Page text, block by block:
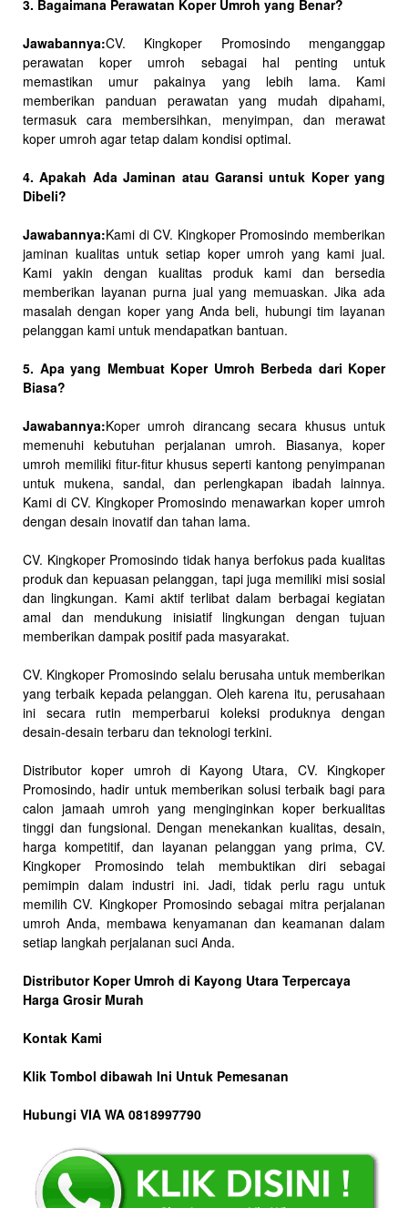
3. Bagaimana Perawatan Koper Umroh yang Benar?
Jawabannya:CV. Kingkoper Promosindo menganggap
perawatan koper umroh sebagai hal penting untuk
memastikan umur pakainya yang lebih lama. Kami
memberikan panduan perawatan yang mudah dipahami,
termasuk cara membersihkan, menyimpan, dan merawat
koper umroh agar tetap dalam kondisi optimal.
4. Apakah Ada Jaminan atau Garansi untuk Koper yang
Dibeli?
Jawabannya:Kami di CV. Kingkoper Promosindo memberikan
jaminan kualitas untuk setiap koper umroh yang kami jual.
Kami yakin dengan kualitas produk kami dan bersedia
memberikan layanan purna jual yang memuaskan. Jika ada
masalah dengan koper yang Anda beli, hubungi tim layanan
pelanggan kami untuk mendapatkan bantuan.
5. Apa yang Membuat Koper Umroh Berbeda dari Koper
Biasa?
Jawabannya:Koper umroh dirancang secara khusus untuk
memenuhi kebutuhan perjalanan umroh. Biasanya, koper
umroh memiliki fitur-fitur khusus seperti kantong penyimpanan
untuk mukena, sandal, dan perlengkapan ibadah lainnya.
Kami di CV. Kingkoper Promosindo menawarkan koper umroh
dengan desain inovatif dan tahan lama.
CV. Kingkoper Promosindo tidak hanya berfokus pada kualitas
produk dan kepuasan pelanggan, tapi juga memiliki misi sosial
dan lingkungan. Kami aktif terlibat dalam berbagai kegiatan
amal dan mendukung inisiatif lingkungan dengan tujuan
memberikan dampak positif pada masyarakat.
CV. Kingkoper Promosindo selalu berusaha untuk memberikan
yang terbaik kepada pelanggan. Oleh karena itu, perusahaan
ini secara rutin memperbarui koleksi produknya dengan
desain-desain terbaru dan teknologi terkini.
Distributor koper umroh di Kayong Utara, CV. Kingkoper
Promosindo, hadir untuk memberikan solusi terbaik bagi para
calon jamaah umroh yang menginginkan koper berkualitas
tinggi dan fungsional. Dengan menekankan kualitas, desain,
harga kompetitif, dan layanan pelanggan yang prima, CV.
Kingkoper Promosindo telah membuktikan diri sebagai
pemimpin dalam industri ini. Jadi, tidak perlu ragu untuk
memilih CV. Kingkoper Promosindo sebagai mitra perjalanan
umroh Anda, membawa kenyamanan dan keamanan dalam
setiap langkah perjalanan suci Anda.
Distributor Koper Umroh di Kayong Utara Terpercaya
Harga Grosir Murah
Kontak Kami
Klik Tombol dibawah Ini Untuk Pemesanan
Hubungi VIA WA 0818997790